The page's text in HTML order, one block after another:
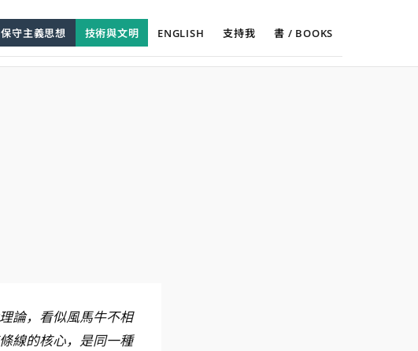
保守主義思想 技術與文明 ENGLISH 支持我 書 / BOOKS
線的核心，是同一種